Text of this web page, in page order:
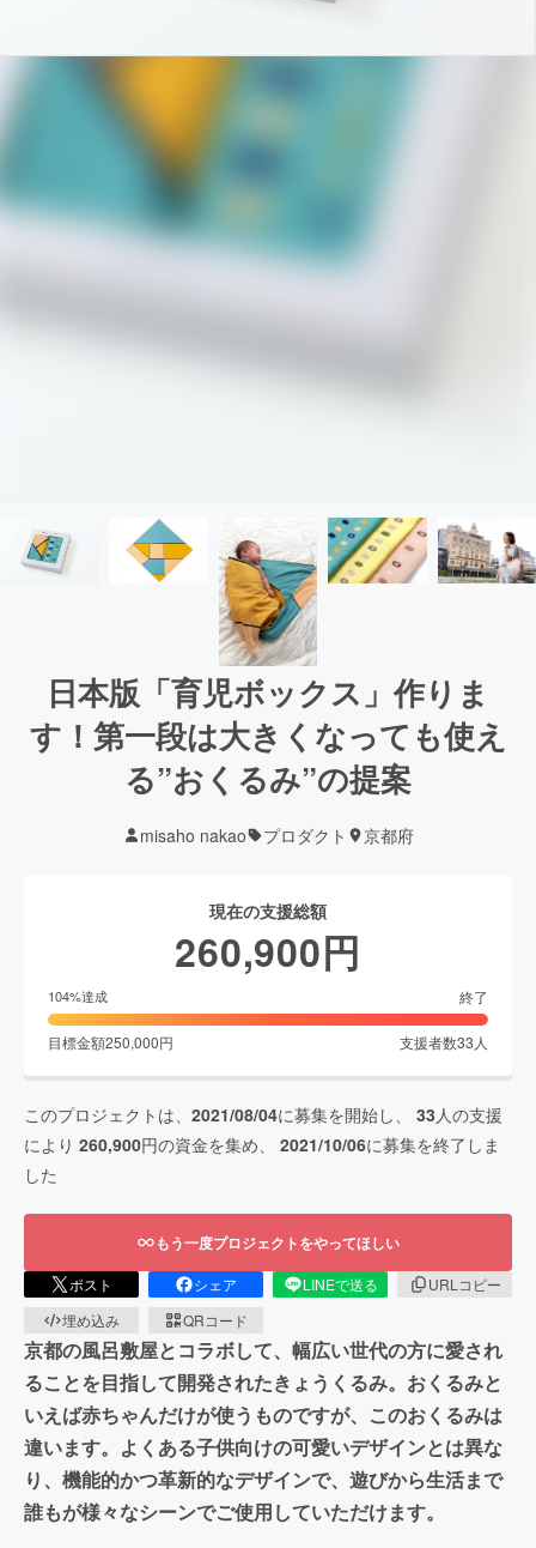
日本版「育児ボックス」作りま
す！第一段は大きくなっても使え
る”おくるみ”の提案
misaho nakao プロダクト 京都府
現在の支援総額
260,900円
104%達成 終了
目標金額250,000円 支援者数33 人
このプロジェクトは、 2021/08/04に募集を開始し、 33 人の支援
により 260,900円の資金を集め、 2021/10/06に募集を終了しま
した
もう一度プロジェクトをやってほしい
ポスト シェア LINEで送る
URLコピー
埋め込み
QRコード
京都の風呂敷屋とコラボして、幅広い世代の方に愛され
ることを目指して開発されたきょうくるみ。おくるみと
いえば赤ちゃんだけが使うものですが、このおくるみは
違います。よくある子供向けの可愛いデザインとは異な
り、機能的かつ革新的なデザインで、遊びから生活まで
誰もが様々なシーンでご使用していただけます。